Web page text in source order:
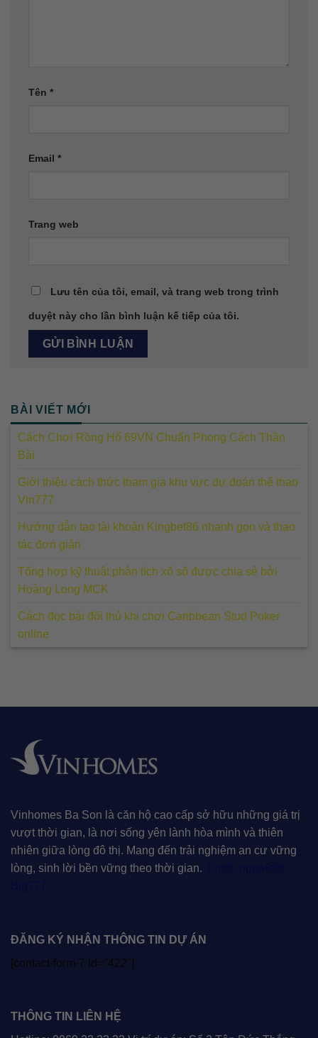
Tên *
Email *
Trang web
Lưu tên của tôi, email, và trang web trong trình
duyệt này cho lần bình luận kế tiếp của tôi.
BÀI VIẾT MỚI
Cách Chơi Rồng Hổ 69VN Chuẩn Phong Cách Thần
Bài
Giới thiệu cách thức tham gia khu vực dự đoán thể thao
Vin777
Hướng dẫn tạo tài khoản Kingbet86 nhanh gọn và thao
tác đơn giản
Tổng hợp kỹ thuật phân tích xổ số được chia sẻ bởi
Hoàng Long MCK
Cách đọc bài đối thủ khi chơi Caribbean Stud Poker
online
Vinhomes Ba Son là căn hộ cao cấp sở hữu những giá trị
vượt thời gian, là nơi sống yên lành hòa mình và thiên
nhiên giữa lòng đô thị. Mang đến trải nghiệm an cư vững
lòng, sinh lời bền vững theo thời gian.
ĐĂNG KÝ NHẬN THÔNG TIN DỰ ÁN
[contact-form-7 id="422"]
THÔNG TIN LIÊN HỆ